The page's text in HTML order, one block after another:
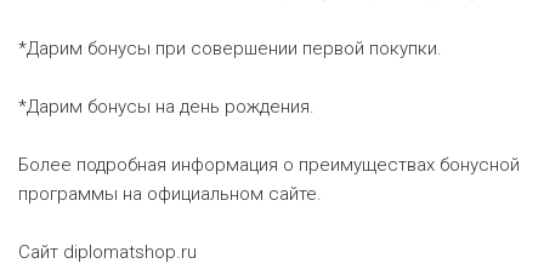
*Дарим бонусы при совершении первой покупки.
*Дарим бонусы на день рождения.
Более подробная информация о преимуществах бонусной
программы на официальном сайте.
Сайт diplomatshop.ru